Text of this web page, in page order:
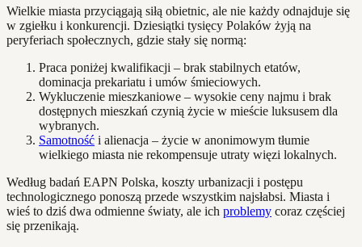
Wielkie miasta przyciągają siłą obietnic, ale nie każdy odnajduje się
w zgiełku i konkurencji. Dziesiątki tysięcy Polaków żyją na
peryferiach społecznych, gdzie stały się normą:
Praca poniżej kwalifikacji – brak stabilnych etatów,
dominacja prekariatu i umów śmieciowych.
Wykluczenie mieszkaniowe – wysokie ceny najmu i brak
dostępnych mieszkań czynią życie w mieście luksusem dla
wybranych.
Samotność i alienacja – życie w anonimowym tłumie
wielkiego miasta nie rekompensuje utraty więzi lokalnych.
Według badań EAPN Polska, koszty urbanizacji i postępu
technologicznego ponoszą przede wszystkim najsłabsi. Miasta i
wieś to dziś dwa odmienne światy, ale ich problemy coraz częściej
się przenikają.